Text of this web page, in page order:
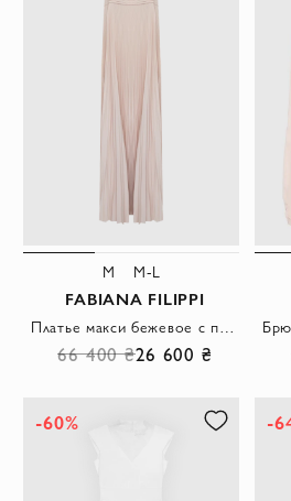
M M-L
FABIANA FILIPPI
Платье макси бежевое с плиссировкой и широкими бретелями из атласа
66 400 ₴26 600 ₴
-60% -